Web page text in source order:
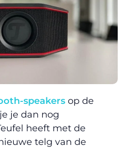
speakers op de
je dan nog
heeft met de
telg van de